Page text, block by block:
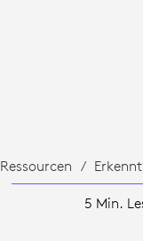
Ressourcen
5 Min.